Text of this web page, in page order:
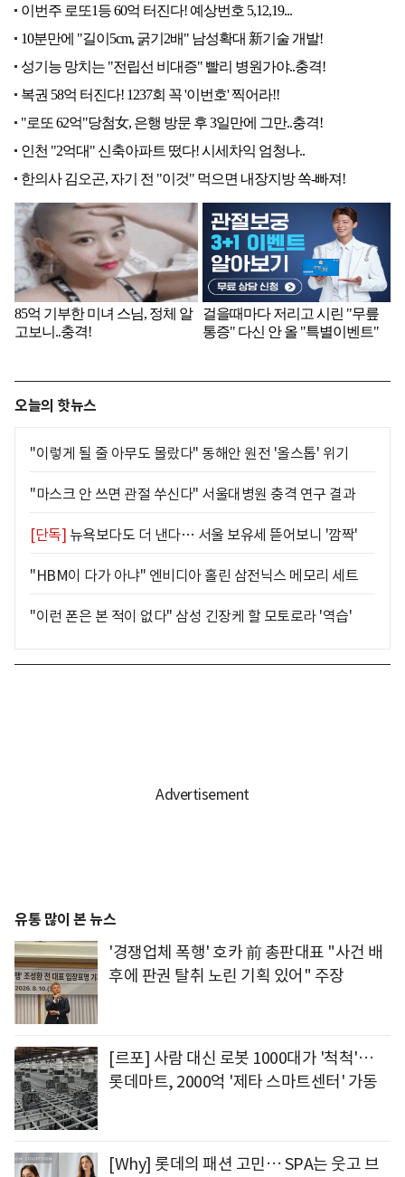
오늘의 핫뉴스
"이렇게 될 줄 아무도 몰랐다" 동해안 원전 '올스톱' 위기
"마스크 안 쓰면 관절 쑤신다" 서울대병원 충격 연구 결과
[단독] 뉴욕보다도 더 낸다… 서울 보유세 뜯어보니 '깜짝'
"HBM이 다가 아냐" 엔비디아 홀린 삼전닉스 메모리 세트
"이런 폰은 본 적이 없다" 삼성 긴장케 할 모토로라 '역습'
유통 많이 본 뉴스
'경쟁업체 폭행' 호카 前 총판대표 "사건 배
후에 판권 탈취 노린 기획 있어" 주장
[르포] 사람 대신 로봇 1000대가 '척척'…
롯데마트, 2000억 '제타 스마트센터' 가동
[Why] 롯데의 패션 고민… SPA는 웃고 브